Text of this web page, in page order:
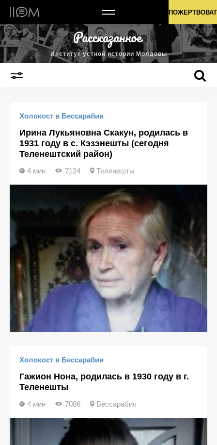
Институт устной истории Молдовы
Институт устной истории Молдовы
Холокост в Бессарабии
Ирина Лукьяновна Скакун, родилась в
1931 году в с. Кэзэнешты (сегодня
Теленештский район)
4 мин 7124 Теленешты
Холокост в Бессарабии
Гажион Нона, родилась в 1930 году в г.
Теленешты
4 мин 7086 Бессарабия